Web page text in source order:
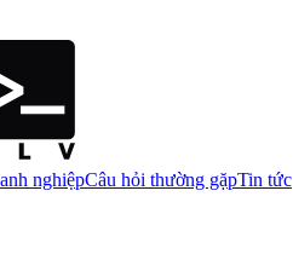
nghiệpCâu hỏi thường gặpTin tức